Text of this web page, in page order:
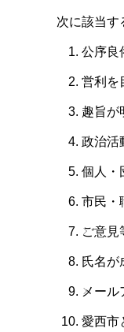
次に該当す
公序良
営利を
趣旨が
政治活
個人・
市民・
ご意見
氏名が
メール
愛西市